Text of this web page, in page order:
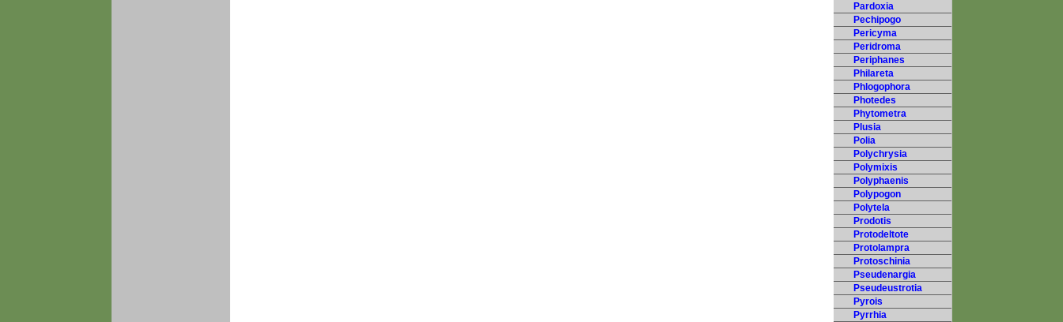
Pardoxia
Pechipogo
Pericyma
Peridroma
Periphanes
Philareta
Phlogophora
Photedes
Phytometra
Plusia
Polia
Polychrysia
Polymixis
Polyphaenis
Polypogon
Polytela
Prodotis
Protodeltote
Protolampra
Protoschinia
Pseudenargia
Pseudeustrotia
Pyrois
Pyrrhia